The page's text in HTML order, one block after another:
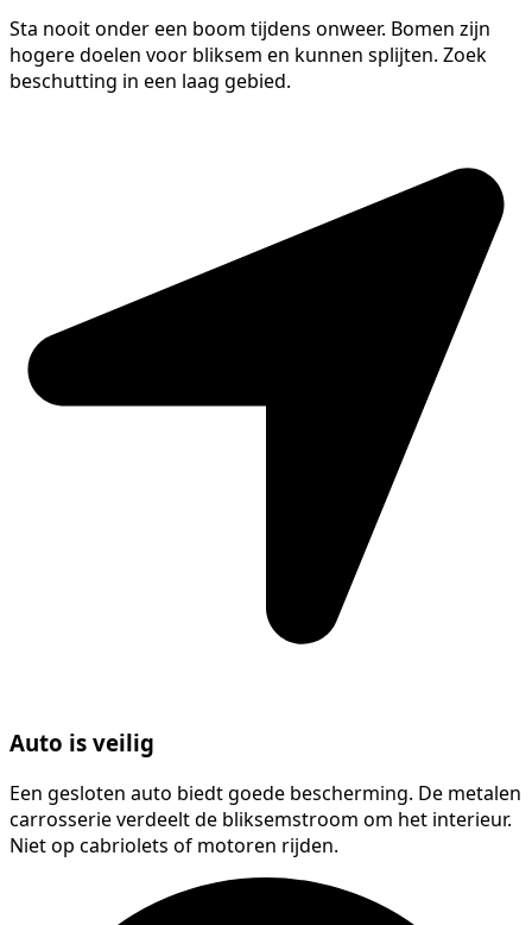
Sta nooit onder een boom tijdens onweer. Bomen zijn
hogere doelen voor bliksem en kunnen splijten. Zoek
beschutting in een laag gebied.
Auto is veilig
Een gesloten auto biedt goede bescherming. De metalen
carrosserie verdeelt de bliksemstroom om het interieur.
Niet op cabriolets of motoren rijden.